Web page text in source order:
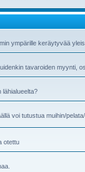
ympärille keräytyvää
tavaroiden myynti,
lähialueelta?
voi tutustua muihin/
otettu